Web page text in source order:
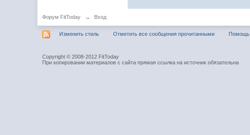
Форум FitToday → Вход
Изменить стиль Отметить все сообщения прочитанными Помощь
Copyright © 2008-2012 FitToday
При копировании материалов с сайта прямая ссылка на источник обязательна